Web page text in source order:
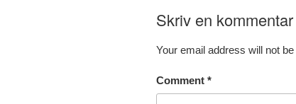
Skriv en kommentar
Your email address will not
Comment *